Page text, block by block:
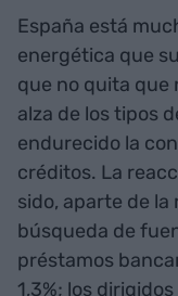
España está
energética que
que no quita que
alza de los tipos
endurecido la
créditos. La
sido, aparte de
búsqueda de
préstamos
1,3%; los